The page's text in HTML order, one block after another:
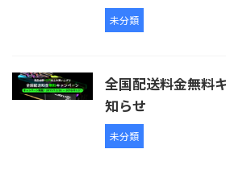
未分類
全国配送料金無料
知らせ
未分類